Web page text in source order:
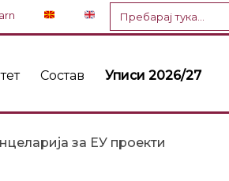
Пребарај
за:
Состав Уписи 2026/27
за ЕУ проекти